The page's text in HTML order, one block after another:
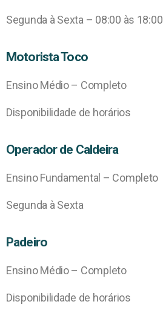
Segunda à Sexta – 08:00 às 18:00
Motorista Toco
Ensino Médio – Completo
Disponibilidade de horários
Operador de Caldeira
Ensino Fundamental – Completo
Segunda à Sexta
Padeiro
Ensino Médio – Completo
Disponibilidade de horários